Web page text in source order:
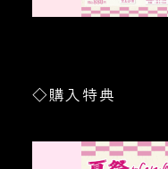
◇購入特典